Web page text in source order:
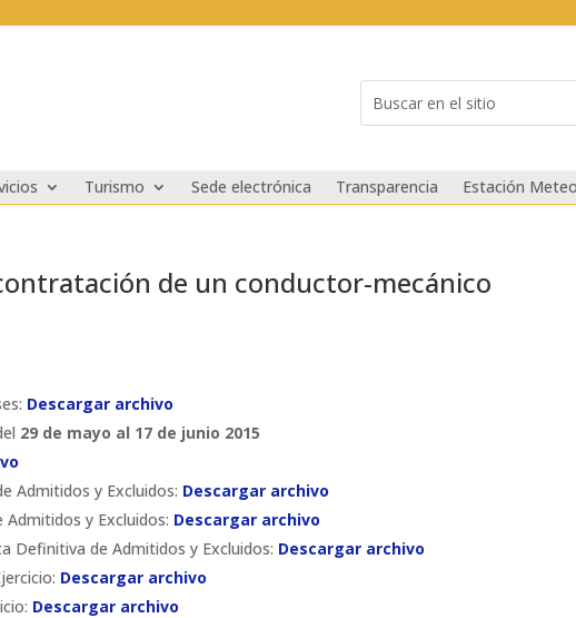
for...
Turismo Sede electrónica Transparencia Estación
de un conductor-mecánico
Descargar archivo
29 de mayo al 17 de junio 2015
Admitidos y Excluidos: Descargar archivo
y Excluidos: Descargar archivo
Definitiva de Admitidos y Excluidos: Descargar archivo
Descargar archivo
Descargar archivo